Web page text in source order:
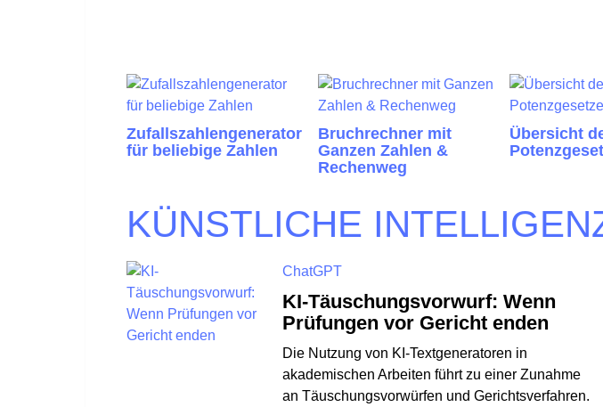
Zufallszahlengenerator
für beliebige Zahlen
Bruchrechner mit
Ganzen Zahlen &
Rechenweg
Übersicht
KÜNSTLICHE
ChatGPT
KI-Täuschungsvorwurf: Wenn
Prüfungen vor Gericht enden
Die Nutzung von KI-Textgeneratoren in
akademischen Arbeiten führt zu einer Zunahme
an Täuschungsvorwürfen und Gerichtsverfahren.